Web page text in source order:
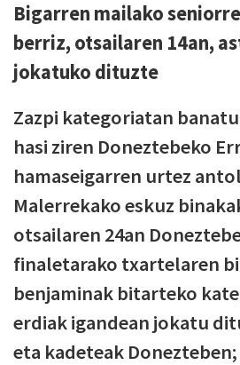
Bigarren mailako
berriz, otsailaren 14an,
jokatuko dituzte
Zazpi kategoriatan
hasi ziren Doneztebeko
hamaseigarren urtez
Malerrekako eskuz
otsailaren 24an
finaletarako txartelaren
benjaminak bitarteko
erdiak igandean jokatu
eta kadeteak